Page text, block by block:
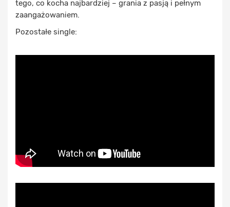
tego, co kocha najbardziej – grania z pasją i pełnym
zaangażowaniem.
Pozostałe single: